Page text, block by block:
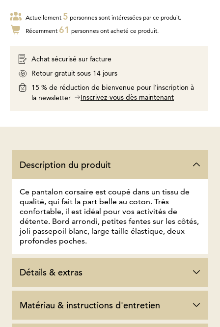
Actuellement 5 personnes sont intéressées par ce produit.
Récemment 61 personnes ont acheté ce produit.
Achat sécurisé sur facture
Retour gratuit sous 14 jours
15 % de réduction de bienvenue pour l'inscription à
la newsletter
Inscrivez-vous dès maintenant
Description du produit
Ce pantalon corsaire est coupé dans un tissu de
qualité, qui fait la part belle au coton. Très
confortable, il est idéal pour vos activités de
détente. Bord arrondi, petites fentes sur les côtés,
joli passepoil blanc, large taille élastique, deux
profondes poches.
Détails & extras
Matériau & instructions d'entretien